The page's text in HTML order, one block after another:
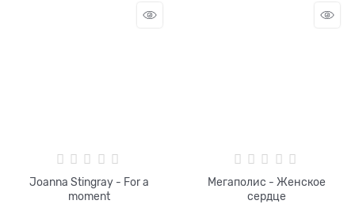
Joanna Stingray - For a
moment
Мегаполис - Женское
сердце